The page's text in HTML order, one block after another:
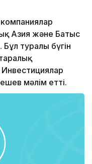
Азия және Батыс
туралы бүгін
мәлім етті.